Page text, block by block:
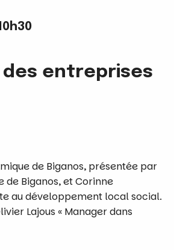
entreprises
de Biganos, présentée par
de Biganos, et Corinne
au développement local social.
Lajous « Manager dans